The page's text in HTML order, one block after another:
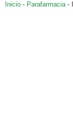
Inicio - Parafarmacia-